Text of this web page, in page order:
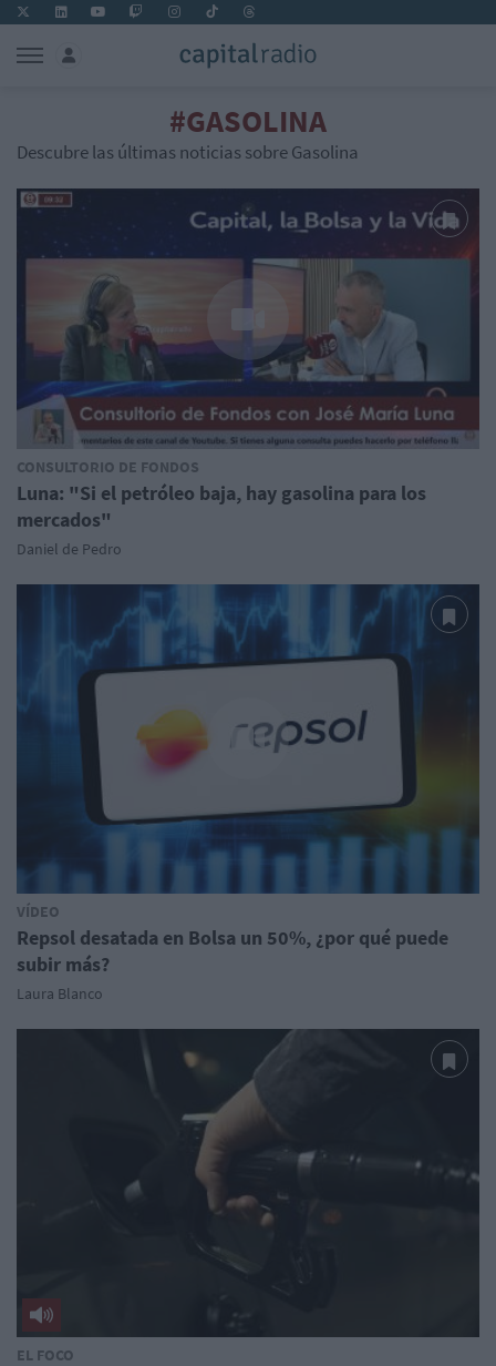
#GASOLINA
Descubre las últimas noticias sobre Gasolina
CONSULTORIO DE FONDOS
Luna: "Si el petróleo baja, hay gasolina para los
mercados"
Daniel de Pedro
VÍDEO
Repsol desatada en Bolsa un 50%, ¿por qué puede
subir más?
Laura Blanco
EL FOCO